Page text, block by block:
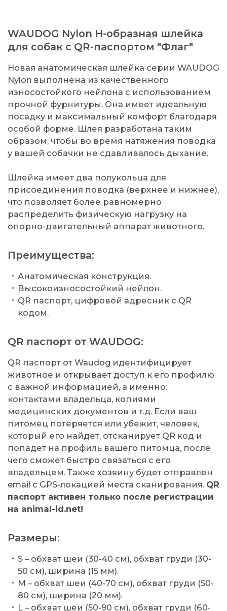
WAUDOG Nylon H-образная шлейка
для собак с QR-паспортом "Флаг"
Новая анатомическая шлейка серии WAUDOG
Nylon выполнена из качественного
износостойкого нейлона с использованием
прочной фурнитуры. Она имеет идеальную
посадку и максимальный комфорт благодаря
особой форме. Шлея разработана таким
образом, чтобы во время натяжения поводка
у вашей собачки не сдавливалось дыхание.
Шлейка имеет два полукольца для
присоединения поводка (верхнее и нижнее),
что позволяет более равномерно
распределить физическую нагрузку на
опорно-двигательный аппарат животного.
Преимущества:
Анатомическая конструкция.
Высокоизносостойкий нейлон.
QR паспорт, цифровой адресник с QR
кодом.
QR паспорт от WAUDOG:
QR паспорт от Waudog идентифицирует
животное и открывает доступ к его профилю
с важной информацией, а именно:
контактами владельца, копиями
медицинских документов и т.д. Если ваш
питомец потеряется или убежит, человек,
который его найдет, отсканирует QR код и
попадет на профиль вашего питомца, после
чего сможет быстро связаться с его
владельцем. Также хозяину будет отправлен
email с GPS-локацией места сканирования. QR
паспорт активен только после регистрации
на animal-id.net!
Размеры:
S – обхват шеи (30-40 см), обхват груди (30-
50 см), ширина (15 мм).
M – обхват шеи (40-70 см), обхват груди (50-
80 см), ширина (20 мм).
L – обхват шеи (50-90 см), обхват груди (60-